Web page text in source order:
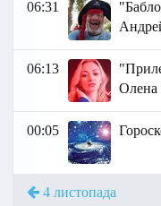
06:31
06:13
Олена
00:05
4 листопада